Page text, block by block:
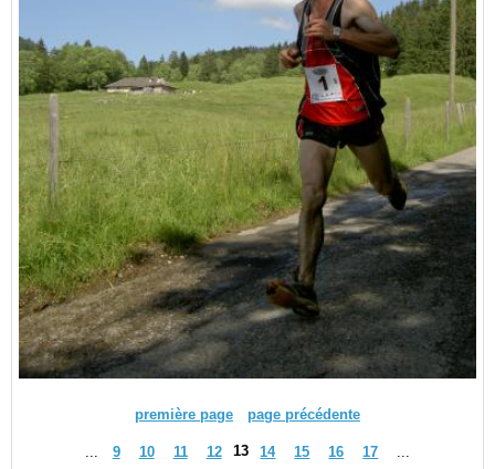
première page page précédente
... 9 10 11 12 13 14 15 16 17 ...